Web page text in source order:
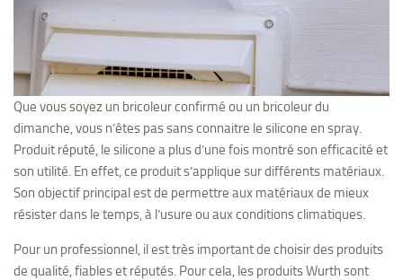
Que vous soyez un bricoleur confirmé ou un bricoleur du
dimanche, vous n’êtes pas sans connaitre le silicone en spray.
Produit réputé, le silicone a plus d’une fois montré son efficacité et
son utilité. En effet, ce produit s’applique sur différents matériaux.
Son objectif principal est de permettre aux matériaux de mieux
résister dans le temps, à l’usure ou aux conditions climatiques.
Pour un professionnel, il est très important de choisir des produits
de qualité, fiables et réputés. Pour cela, les produits Wurth sont